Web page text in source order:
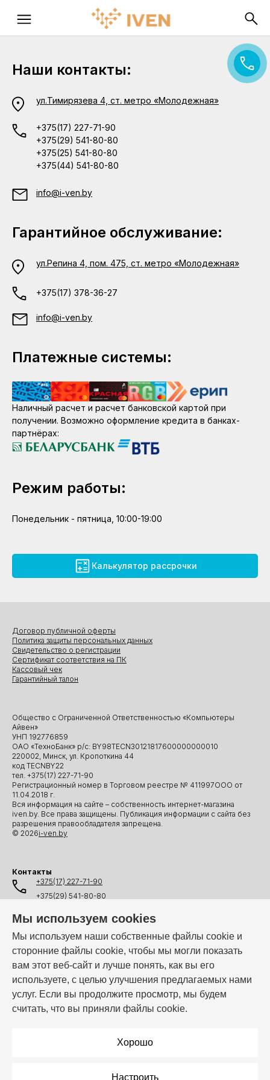
Мы используем cookies
Мы используем наши собственные файлы cookie и
сторонние файлы cookie, чтобы мы могли показать
вам этот веб-сайт и лучше понять, как вы его
используете, с целью улучшения предлагаемых нами
услуг. Если вы продолжите просмотр, мы будем
считать, что вы приняли файлы cookie.
Хорошо
Настроить
Наши контакты:
ул.Тимирязева 4, ст. метро «Молодежная»
+375(17) 227-71-90
+375(29) 541-80-80
+375(25) 541-80-80
+375(44) 541-80-80
info@i-ven.by
Гарантийное обслуживание:
ул.Репина 4, пом. 475, ст. метро «Молодежная»
+375(17) 378-36-27
info@i-ven.by
Платежные системы:
Наличный расчет и расчет банковской картой при
получении. Возможно оформление кредита в банках-
партнёрах:
Режим работы:
Понедельник - пятница, 10:00-19:00
Калькулятор рассрочки
Общество с Ограниченной Ответственностью «Компьютеры
Айвен»
УНП 192776859
ОАО «ТехноБанк» р/с: BY98TECN30121817600000000010
220002, Минск, ул. Кропоткина 44
код TECNBY22
тел. +375(17) 227-71-90
Регистрационный номер в Торговом реестре № 411997ООО от
11.04.2018 г.
Вся информация на сайте – собственность интернет-магазина
iven.by. Все права защищены. Публикация информации с сайта без
разрешения правообладателя запрещена.
© 2026i-ven.by
Договор публичной оферты
Политика защиты персональных данных
Свидетельство о регистрации
Сертификат соответствия на ПК
Кассовый чек
Гарантийный талон
Контакты
+375(17) 227-71-90
+375(29) 541-80-80
+375(44) 541-80-80
info@i-ven.by
Мы в мессенджерах:
Режим работы: Пн–Пт: 10:00 – 19:00